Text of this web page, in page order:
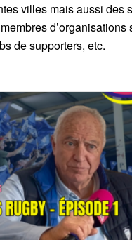
villes mais aussi des
d’organisations
de supporters, etc.